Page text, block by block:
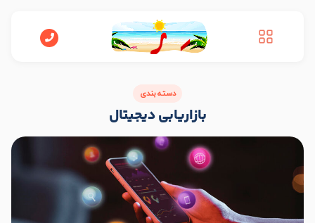
دسته بندی
بازاریابی دیجیتال